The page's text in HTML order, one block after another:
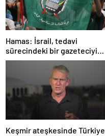
Hamas: İsrail, tedavi
sürecindeki bir gazeteciyi
öldürerek savaş suçu
Keşmir ateşkesinde Türkiye